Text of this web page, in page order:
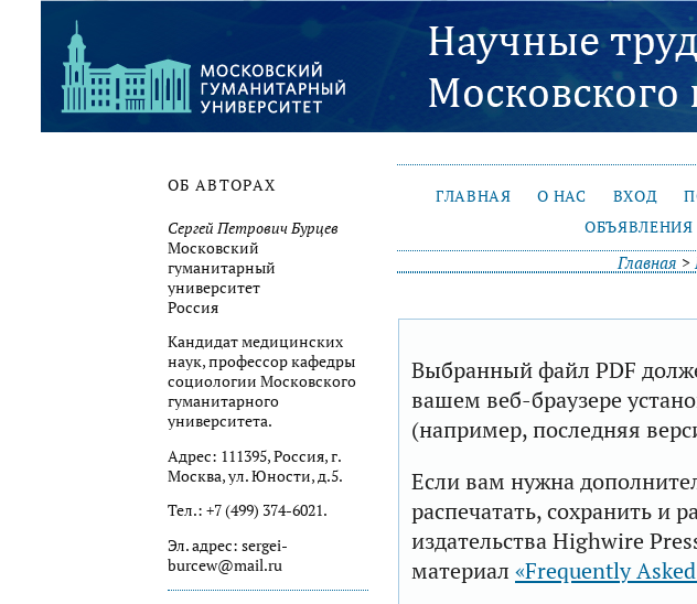
ОБ АВТОРАХ
Сергей Петрович Бурцев
Московский
гуманитарный
университет
Россия
Кандидат медицинских
наук, профессор кафедры
социологии Московского
гуманитарного
университета.
Адрес: 111395, Россия, г.
Москва, ул. Юности, д.5.
Тел.: +7 (499) 374-6021.
Эл. адрес: sergei-
burcew@mail.ru
ГЛАВНАЯ О НАС ВХОД
ОБЪЯВЛЕНИЯ
Главная >
Выбранный файл PDF
вашем веб-браузере
(например, последняя
Если вам нужна
распечатать, сохранить и
издательства Highwire
материал «Frequently